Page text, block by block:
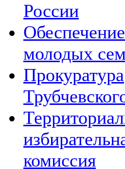
России
молодых
Прокуратура
комиссия